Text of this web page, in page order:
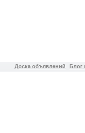
Доска объявлений Блог